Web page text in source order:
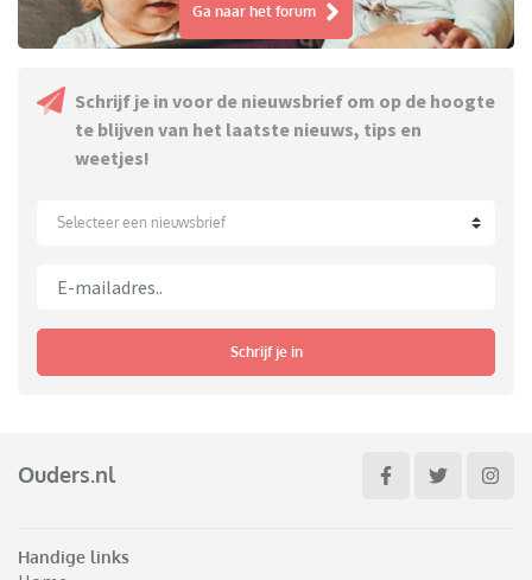
Ga naar het forum
Schrijf je in voor de nieuwsbrief om op de hoogte
te blijven van het laatste nieuws, tips en
weetjes!
Selecteer een nieuwsbrief
Schrijf je in
Ouders.nl
Handige links